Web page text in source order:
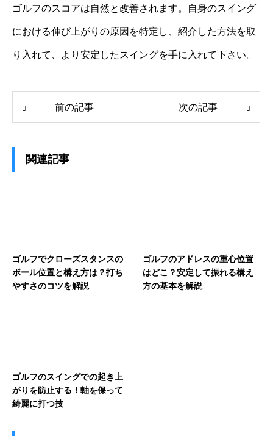
ゴルフのスコアは自然と改善されます。自身のスイング
における伸び上がりの原因を特定し、紹介した方法を取
り入れて、より安定したスイングを手に入れて下さい。
前の記事 次の記事
関連記事
ゴルフでクローズスタンスの
ボール位置と構え方は？打ち
やすさのコツを解説
ゴルフのアドレスの重心位置
はどこ？安定して振れる構え
方の基本を解説
ゴルフのスイングでの起き上
がりを防止する！軸を保って
綺麗に打つ技